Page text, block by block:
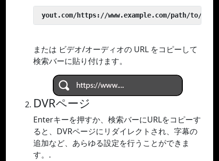
yout.com/https://www.example.com/path/to/
または ビデオ/オーディオの URL をコピーして
検索バーに貼り付けます。
DVRページ
Enterキーを押すか、検索バーにURLをコピーす
ると、DVRページにリダイレクトされ、字幕の
追加など、あらゆる設定を行うことができま
す。.